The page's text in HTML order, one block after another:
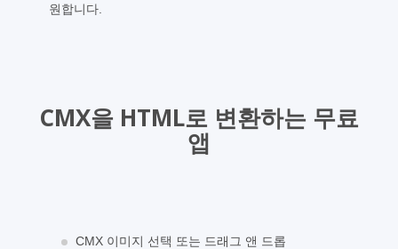
원합니다.
CMX을 HTML로 변환하는 무료
앱
CMX 이미지 선택 또는 드래그 앤 드롭